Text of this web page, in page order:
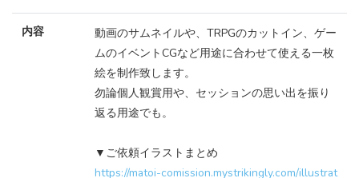
内容
動画のサムネイルや、TRPGのカットイン、ゲー
ムのイベントCGなど用途に合わせて使える一枚
絵を制作致します。
勿論個人観賞用や、セッションの思い出を振り
返る用途でも。
▼ご依頼イラストまとめ
https://matoi-comission.mystrikingly.com/illustrat